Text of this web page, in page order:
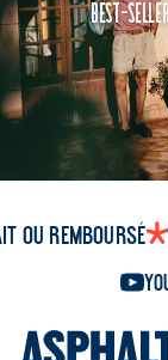
Best-
ou remboursé